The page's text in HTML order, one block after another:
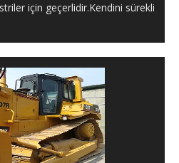
için geçerlidir.Kendini sürekli